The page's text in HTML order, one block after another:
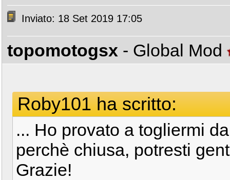
Inviato: 18 Set 2019 17:05
topomotogsx - Global Mod
Roby101 ha scritto:
... Ho provato a togliermi
perchè chiusa, potresti
Grazie!